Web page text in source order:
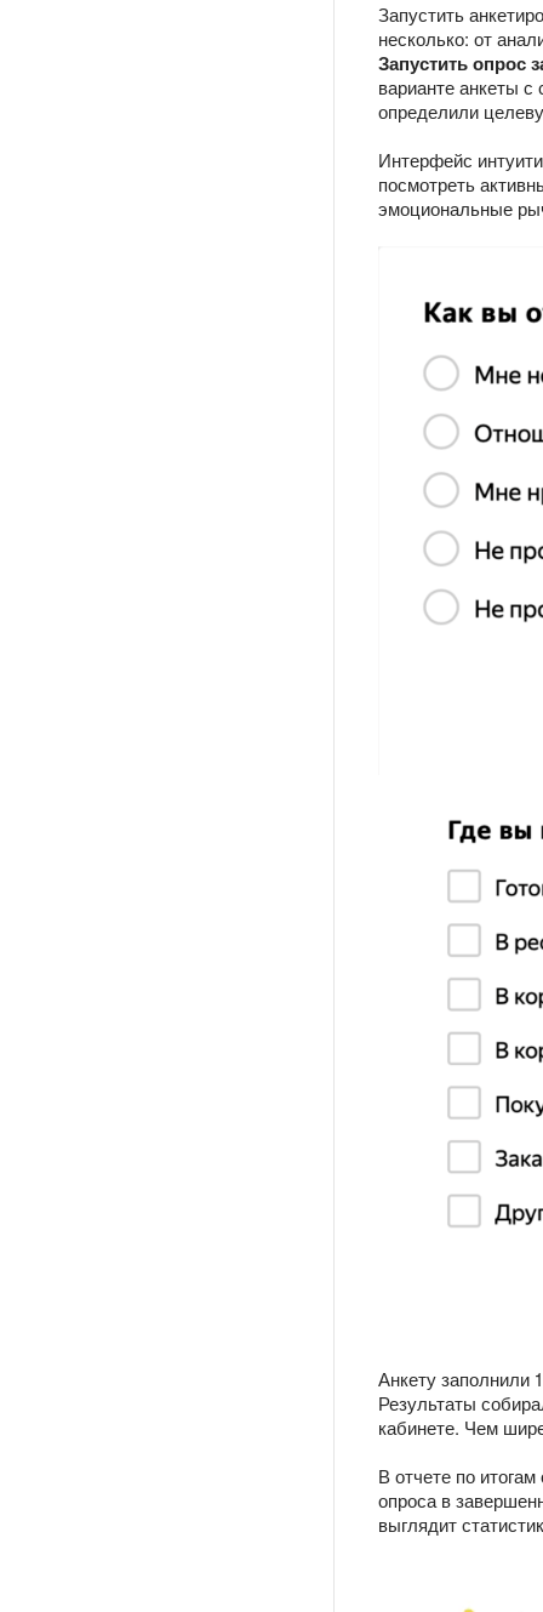
Запустить
несколько: от
Запустить опрос
варианте анкеты
определили
Интерфейс
посмотреть
эмоциональные
Анкету заполнили
Результаты
кабинете. Чем
В отчете по
опроса в
выглядит